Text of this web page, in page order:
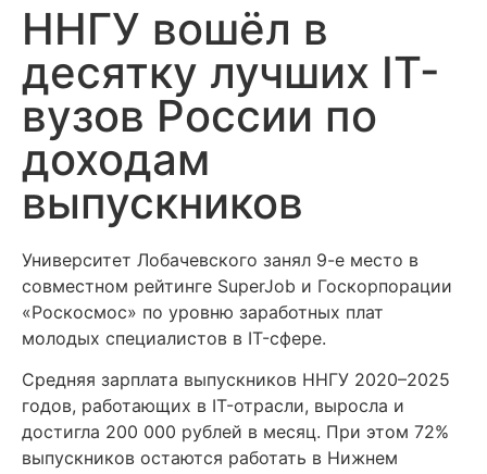
ННГУ вошёл в
десятку лучших IT-
вузов России по
доходам
выпускников
Университет Лобачевского занял 9-е место в
совместном рейтинге SuperJob и Госкорпорации
«Роскосмос» по уровню заработных плат
молодых специалистов в IT-сфере.
Средняя зарплата выпускников ННГУ 2020–2025
годов, работающих в IT-отрасли, выросла и
достигла 200 000 рублей в месяц. При этом 72%
выпускников остаются работать в Нижнем